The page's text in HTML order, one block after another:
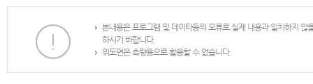
본내용은 프로그램 및 데이타등의 오류로 실제 내용과 일치하지
하시기 바랍니다.
위도면은 측량용으로 활용할 수 없습니다.